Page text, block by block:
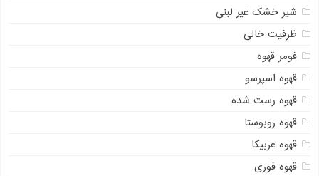
شیر خشک غیر لبنی
ظرفیت خالی
فومر قهوه
قهوه اسپرسو
قهوه رست شده
قهوه روبوستا
قهوه عربیکا
قهوه فوری